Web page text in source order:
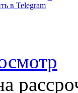
в Telegram